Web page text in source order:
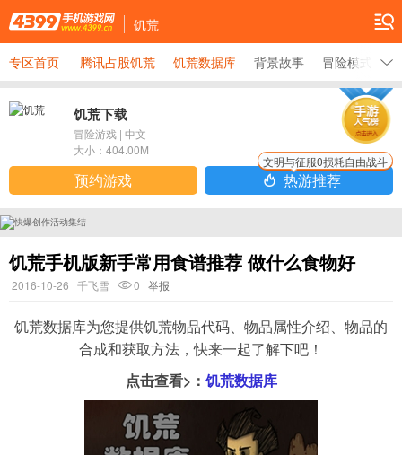
饥荒
专区首页 腾讯占股饥荒 饥荒数据库 背景故事 冒险模式大全
饥荒下载
冒险游戏 | 中文
大小： 404.00M
预约游戏 热游推荐
文明与征服0损耗自由战斗
饥荒手机版新手常用食谱推荐 做什么食物好
2016-10-26 千飞雪 0 举报
饥荒数据库为您提供饥荒物品代码、物品属性介绍、物品的
合成和获取方法，快来一起了解下吧！
点击查看>： 饥荒数据库